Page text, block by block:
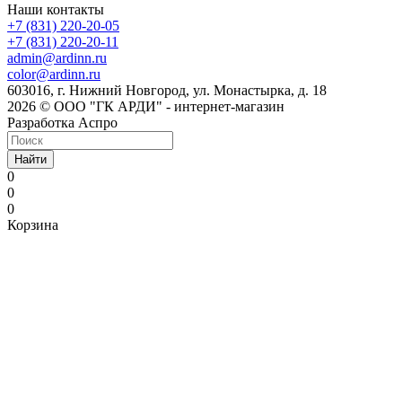
Наши контакты
+7 (831) 220-20-05
+7 (831) 220-20-11
admin@ardinn.ru
color@ardinn.ru
603016, г. Нижний Новгород, ул. Монастырка, д. 18
2026 © ООО "ГК АРДИ" - интернет-магазин
Разработка Аспро
Найти
0
0
0
Корзина